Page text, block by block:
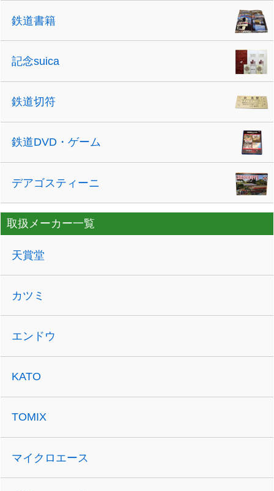
鉄道書籍
記念suica
鉄道切符
鉄道DVD・ゲーム
デアゴスティーニ
取扱メーカー一覧
天賞堂
カツミ
エンドウ
KATO
TOMIX
マイクロエース